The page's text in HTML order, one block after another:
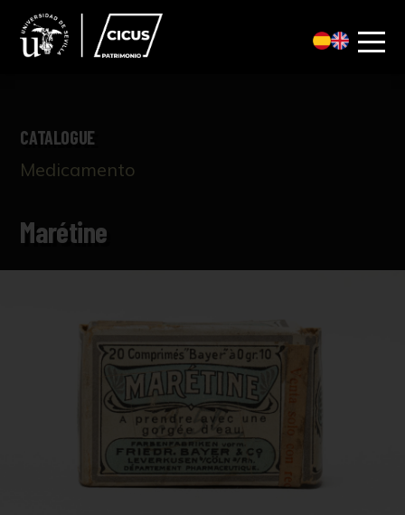
CATALOGUE
Medicamento
Marétine